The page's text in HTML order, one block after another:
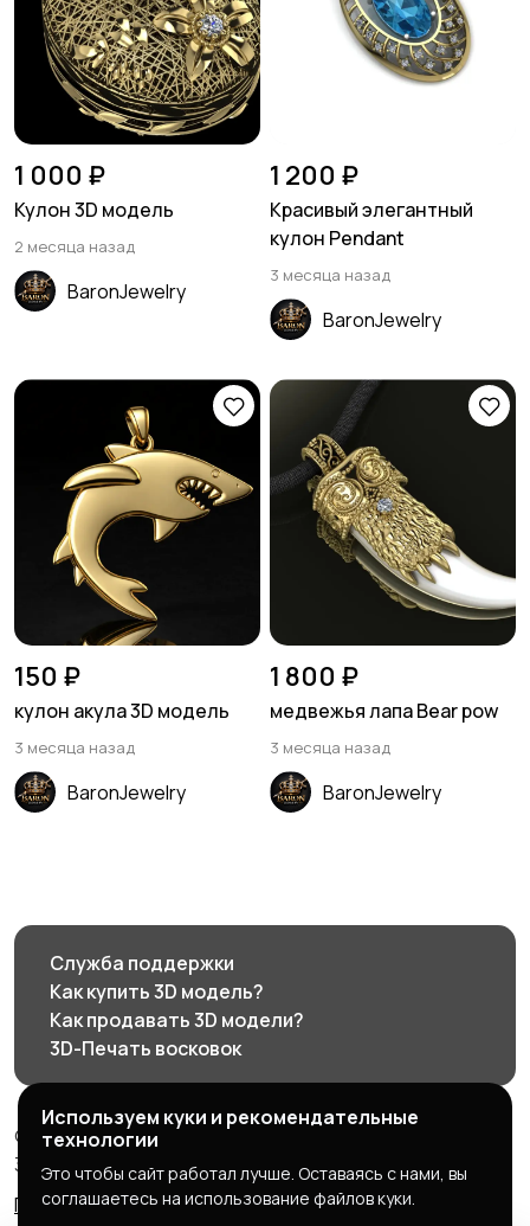
1 000 ₽
Кулон 3D модель
2 месяца назад
BaronJewelry
1 200 ₽
Красивый элегантный
кулон Pendant
3 месяца назад
BaronJewelry
150 ₽
кулон акула 3D модель
3 месяца назад
BaronJewelry
1 800 ₽
медвежья лапа Bear pow
3 месяца назад
BaronJewelry
Служба поддержки
Как купить 3D модель?
Как продавать 3D модели?
3D-Печать восковок
© 2026 3d585.ru - Маркетплейс ювелирного дизайна
3d585.ru
Правила сервиса
Политика конфиденциальности
Используем куки и рекомендательные
технологии
Это чтобы сайт работал лучше. Оставаясь с нами, вы
соглашаетесь на использование файлов куки.